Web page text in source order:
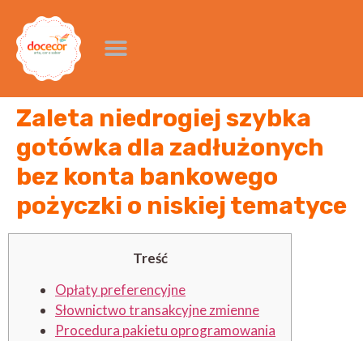
Zaleta niedrogiej szybka
gotówka dla zadłużonych
bez konta bankowego
pożyczki o niskiej tematyce
Treść
Opłaty preferencyjne
Słownictwo transakcyjne zmienne
Procedura pakietu oprogramowania